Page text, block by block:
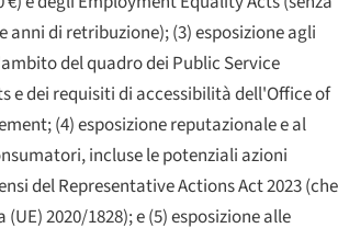
anni di retribuzione); (3) esposizione agli
del quadro dei Public Service
e dei requisiti di accessibilità dell'Office of
(4) esposizione reputazionale e al
incluse le potenziali azioni
del Representative Actions Act 2023 (che
2020/1828); e (5) esposizione alle